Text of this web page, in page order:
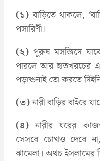
(১) বাড়িতে থাকলে,
পসারিণী।
(২) পুরুষ মসজিদে
পারলে আর হাতখরচের
পড়াশুনাই তো করতে
(৩)নারী বাড়ির বাইরে
(৪) নারীর ঘরের
সেসবে চোখও দেবে
ঝামেলা। অথচ ইসলামের